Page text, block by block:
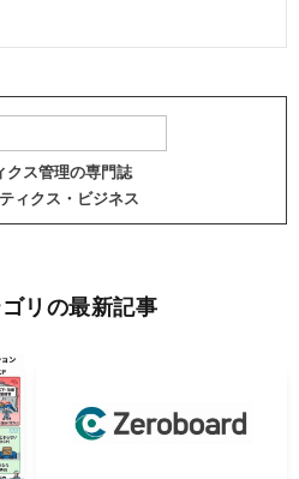
クス管理の専門誌
ィクス・ビジネス
リの最新記事